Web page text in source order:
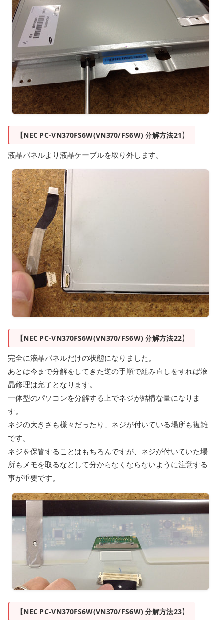
【NEC PC-VN370FS6W(VN370/FS6W) 分解方法21】
液晶パネルより液晶ケーブルを取り外します。
【NEC PC-VN370FS6W(VN370/FS6W) 分解方法22】
完全に液晶パネルだけの状態になりました。
あとは今まで分解をしてきた逆の手順で組み直しをすれば液
晶修理は完了となります。
一体型のパソコンを分解する上でネジが結構な量になりま
す。
ネジの大きさも様々だったり、ネジが付いている場所も複雑
です。
ネジを保管することはもちろんですが、ネジが付いていた場
所もメモを取るなどして分からなくならないように注意する
事が重要です。
【NEC PC-VN370FS6W(VN370/FS6W) 分解方法23】